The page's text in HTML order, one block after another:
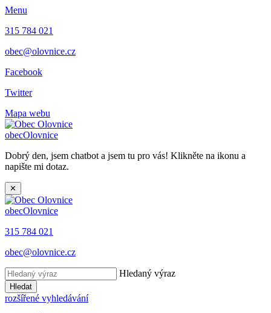
Menu
315 784 021
obec@olovnice.cz
Facebook
Twitter
Mapa webu
obecOlovnice
Dobrý den, jsem chatbot a jsem tu pro vás! Klikněte na ikonu a
napište mi dotaz.
✕
obecOlovnice
315 784 021
obec@olovnice.cz
Hledaný výraz
Hledat
rozšířené vyhledávání